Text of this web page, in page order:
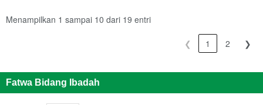
Menampilkan 1 sampai 10 dari 19 entri
❮ 1 2 ❯
Fatwa Bidang Ibadah